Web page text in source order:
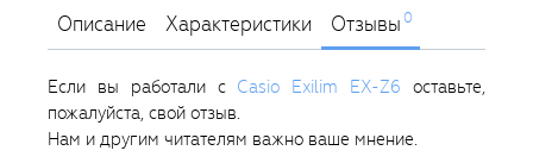
Описание Характеристики Отзывы0
Если вы работали с Casio Exilim EX-Z6 оставьте,
пожалуйста, свой отзыв.
Нам и другим читателям важно ваше мнение.